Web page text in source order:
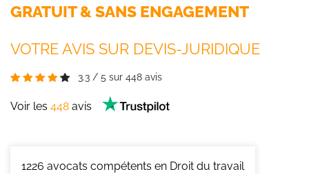
GRATUIT & SANS ENGAGEMENT
VOTRE AVIS SUR DEVIS-JURIDIQUE
3.3 / 5 sur 448 avis
Voir les 448 avis
1226 avocats compétents en Droit du travail